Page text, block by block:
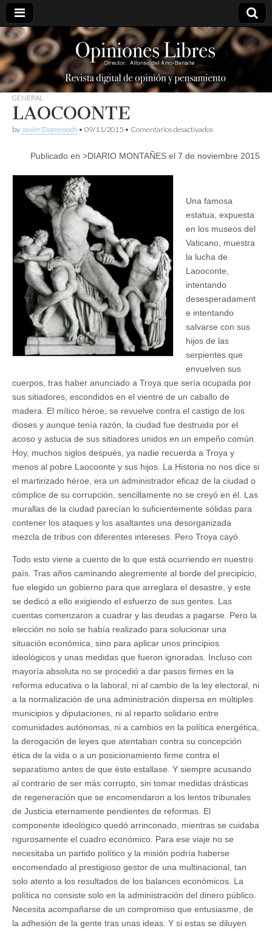
opinioneslibres
GENERAL
LAOCOONTE
by Javier Domenech • 09/11/2015 • Comentarios desactivadosen
Publicado en >DIARIO MONTAÑES el 7 de noviembre 2015
Una famosa
estatua, expuesta
en los museos del
Vaticano, muestra
la lucha de
Laooconte,
intentando
desesperadament
e intentando
salvarse con sus
hijos de las
serpientes que
envuelven sus
cuerpos, tras haber anunciado a Troya que sería ocupada por
sus sitiadores, escondidos en el vientre de un caballo de
madera. El mítico héroe, se revuelve contra el castigo de los
dioses y aunque tenía razón, la ciudad fue destruida por el
acoso y astucia de sus sitiadores unidos en un empeño común.
Hoy, muchos siglos después, ya nadie recuerda a Troya y
menos al pobre Laocoonte y sus hijos. La Historia no nos dice si
el martirizado héroe, era un administrador eficaz de la ciudad o
cómplice de su corrupción, sencillamente no se creyó en él. Las
murallas de la ciudad parecían lo suficientemente sólidas para
contener los ataques y los asaltantes una desorganizada
mezcla de tribus con diferentes intereses. Pero Troya cayó.
Todo esto viene a cuento de lo que está ocurriendo en nuestro
país. Tras años caminando alegremente al borde del precipicio,
fue elegido un gobierno para que arreglara el desastre, y este
se dedicó a ello exigiendo el esfuerzo de sus gentes. Las
cuentas comenzaron a cuadrar y las deudas a pagarse. Pero la
elección no solo se había realizado para solucionar una
situación económica, sino para aplicar unos principios
ideológicos y unas medidas que fueron ignoradas. Incluso con
mayoría absoluta no se procedió a dar pasos firmes en la
reforma educativa o la laboral, ni al cambio de la ley electoral, ni
a la normalización de una administración dispersa en múltiples
municipios y diputaciones, ni al reparto solidario entre
comunidades autónomas, ni a cambios en la política energética,
la derogación de leyes que atentaban contra su concepción
ética de la vida o a un posicionamiento firme contra el
separatismo antes de que éste estallase. Y siempre acusando
al contrario de ser más corrupto, sin tomar medidas drásticas
de regeneración que se encomendaron a los lentos tribunales
de Justicia eternamente pendientes de reformas. El
componente ideológico quedó arrinconado, mientras se cuidaba
rigurosamente el cuadro económico. Para ese viaje no se
necesitaba un partido político y la misión podría haberse
encomendado al prestigioso gestor de una multinacional, tan
solo atento a los resultados de los balances económicos. La
política no consiste solo en la administración del dinero público.
Necesita acompañarse de un compromiso que entusiasme, de
la adhesión de la gente tras unas ideas. Y si estas se diluyen